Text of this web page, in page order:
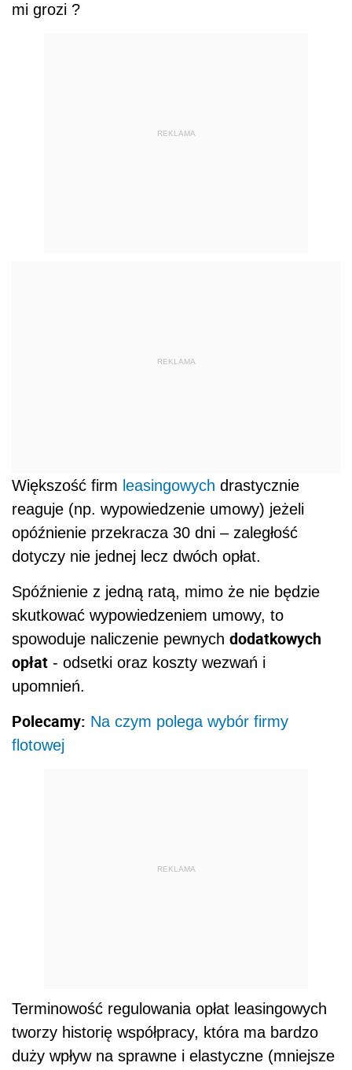
mi grozi ?
REKLAMA
REKLAMA
Większość firm leasingowych drastycznie
reaguje (np. wypowiedzenie umowy) jeżeli
opóźnienie przekracza 30 dni – zaległość
dotyczy nie jednej lecz dwóch opłat.
Spóźnienie z jedną ratą, mimo że nie będzie
skutkować wypowiedzeniem umowy, to
spowoduje naliczenie pewnych dodatkowych
opłat - odsetki oraz koszty wezwań i
upomnień.
Polecamy: Na czym polega wybór firmy
flotowej
REKLAMA
Terminowość regulowania opłat leasingowych
tworzy historię współpracy, która ma bardzo
duży wpływ na sprawne i elastyczne (mniejsze